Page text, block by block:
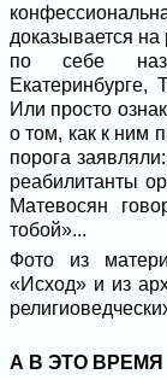
доказывается на
по себе
Екатеринбурге,
Или просто
о том, как к ним
порога
реабилитанты
Матевосян
тобой»...
Фото из
«Исход» и из
А В ЭТО ВРЕМЯ